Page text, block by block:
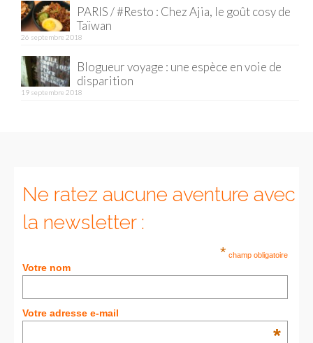
PARIS / #Resto : Chez Ajia, le goût cosy de
Taïwan
26 septembre 2018
Blogueur voyage : une espèce en voie de
disparition
19 septembre 2018
Ne ratez aucune aventure avec
la newsletter :
* champ obligatoire
Votre nom
Votre adresse e-mail
*